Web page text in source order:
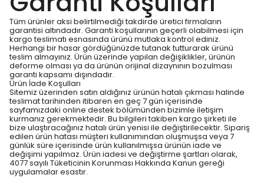
Tüm ürünler aksi belirtilmediği takdirde üretici firmaların
garantisi altındadır. Garanti koşullarının geçerli olabilmesi için
kargo teslimatı esnasında ürünü mutlaka kontrol ediniz.
Herhangi bir hasar gördüğünüzde tutanak tutturarak ürünü
teslim almayınız. Ürün üzerinde yapılan değişiklikler, ürünün
deforme olması ya da ürünün orijinal dizaynının bozulması
garanti kapsamı dışındadır.
Ürün İade Koşulları
Sitemiz üzerinden satın aldığınız ürünün hatalı çıkması halinde
teslimat tarihinden itibaren en geç 7 gün içerisinde
sayfamızdaki online destek bölümünden bizimle iletişim
kurmanız gerekmektedir. Bu bilgileri takiben kargo şirketi ile
bize ulaştıracağınız hatalı ürün yenisi ile değiştirilecektir. Sipariş
edilen ürün hatası müşteri kullanımından oluşmuşsa veya 7
günlük süre içerisinde ürün kullanılmışsa ürünün iade ve
değişimi yapılmaz. Ürün iadesi ve değiştirme şartları olarak,
4077 sayılı Tüketicinin Korunması Hakkında Kanun gereği
uygulamalar esastır.